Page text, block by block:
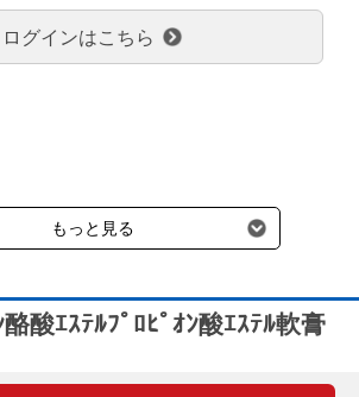
生しません。
商品をご注文の場合は、大型商品送料のみご
ログインはこちら
もっと見る
酸ｴｽﾃﾙﾌﾟﾛﾋﾟｵﾝ酸ｴｽﾃﾙ軟膏